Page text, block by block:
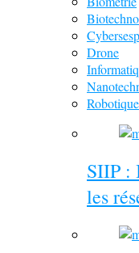
Drone
Robotique
SIIP :
les